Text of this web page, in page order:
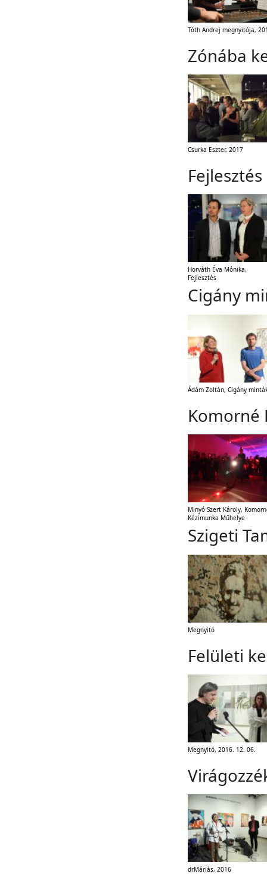
Tóth Andrej megnyitója,
Zónába
Csurka Eszter, 2017
Fejlesztés
Horváth Éva Mónika,
Fejlesztés
Cigány
Ádám Zoltán, Cigány
Komorné
Minyó Szert Károly,
Kézimunka Műhelye
Szigeti
Megnyitó
Felületi
Megnyitó, 2016. 12. 06.
drMáriás, 2016